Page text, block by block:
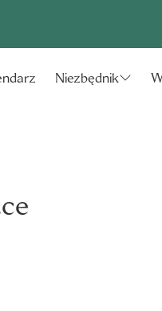
Niezbędnik